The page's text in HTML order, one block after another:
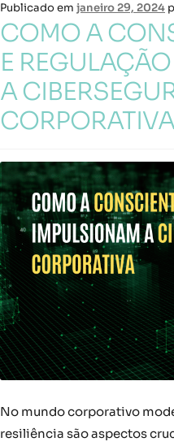
Publicado em janeiro 29, 2024
COMO A
E
A
CORPORATIVA
No mundo corporativo
resiliência são aspectos